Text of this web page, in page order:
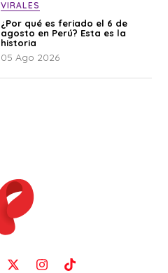
VIRALES
¿Por qué es feriado el 6 de
agosto en Perú? Esta es la
historia
05 Ago 2026